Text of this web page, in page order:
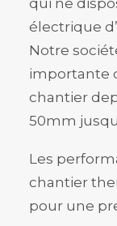
qui ne
électrique
Notre
importante
chantier
50mm
Les
chantier
pour une